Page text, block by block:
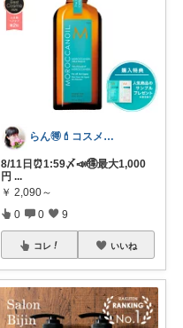
らん🉐💄コスメ&ファッション👗✨
8/11日⏰1:59〆📣🉐最大1,000
円 ...
￥ 2,090～
0 0 9
コレ いいね